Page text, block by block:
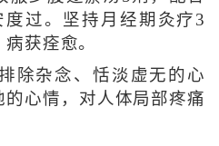
过。坚持月经期灸疗3
获痊愈。
除杂念、恬淡虚无的心
心情，对人体局部疼痛